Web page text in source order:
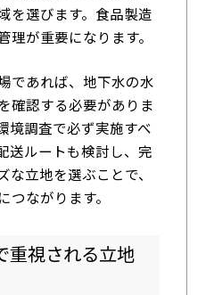
を選びます。食品製造
理が重要になります。
であれば、地下水の水
確認する必要がありま
境調査で必ず実施すべ
送ルートも検討し、完
立地を選ぶことで、
ながります。
重視される立地